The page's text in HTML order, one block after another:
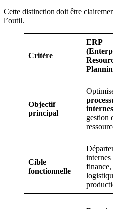
Cette distinction doit être
l’outil.
Critère
ERP
Objectif
principal
internes
gestion
Cible
fonctionnelle
internes